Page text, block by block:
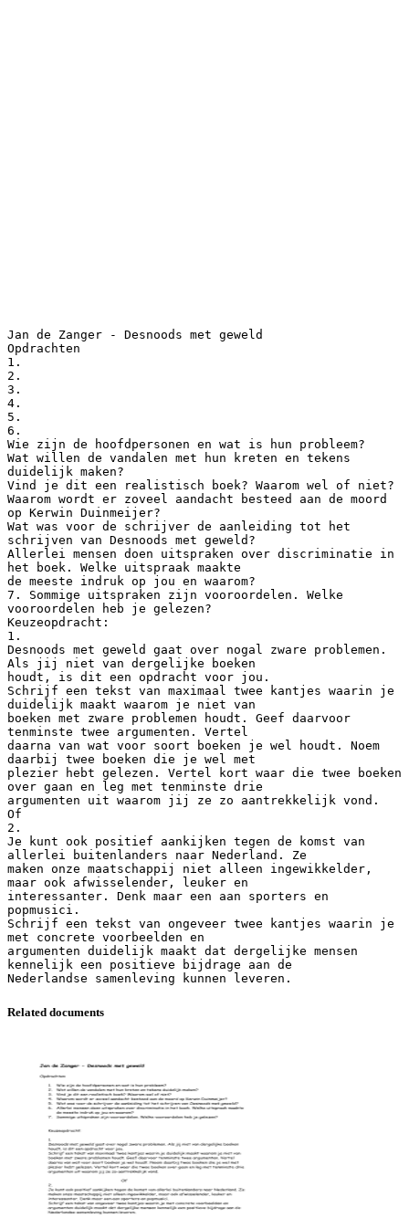
Jan de Zanger - Desnoods met geweld
Opdrachten
1.
2.
3.
4.
5.
6.
Wie zijn de hoofdpersonen en wat is hun probleem?
Wat willen de vandalen met hun kreten en tekens
duidelijk maken?
Vind je dit een realistisch boek? Waarom wel of niet?
Waarom wordt er zoveel aandacht besteed aan de moord
op Kerwin Duinmeijer?
Wat was voor de schrijver de aanleiding tot het
schrijven van Desnoods met geweld?
Allerlei mensen doen uitspraken over discriminatie in
het boek. Welke uitspraak maakte
de meeste indruk op jou en waarom?
7. Sommige uitspraken zijn vooroordelen. Welke
vooroordelen heb je gelezen?
Keuzeopdracht:
1.
Desnoods met geweld gaat over nogal zware problemen.
Als jij niet van dergelijke boeken
houdt, is dit een opdracht voor jou.
Schrijf een tekst van maximaal twee kantjes waarin je
duidelijk maakt waarom je niet van
boeken met zware problemen houdt. Geef daarvoor
tenminste twee argumenten. Vertel
daarna van wat voor soort boeken je wel houdt. Noem
daarbij twee boeken die je wel met
plezier hebt gelezen. Vertel kort waar die twee boeken
over gaan en leg met tenminste drie
argumenten uit waarom jij ze zo aantrekkelijk vond.
Of
2.
Je kunt ook positief aankijken tegen de komst van
allerlei buitenlanders naar Nederland. Ze
maken onze maatschappij niet alleen ingewikkelder,
maar ook afwisselender, leuker en
interessanter. Denk maar een aan sporters en
popmusici.
Schrijf een tekst van ongeveer twee kantjes waarin je
met concrete voorbeelden en
argumenten duidelijk maakt dat dergelijke mensen
kennelijk een positieve bijdrage aan de
Related documents